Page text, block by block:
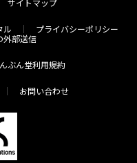
サイトマップ
ル
プライバシーポリシー
外部送信
ぶん堂利用規約
お問い合わせ